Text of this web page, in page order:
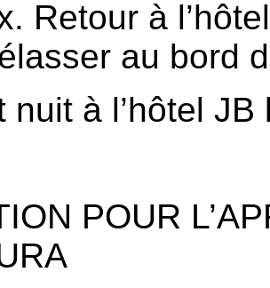
Retour à
au bord
nuit à l’hôtel
POUR